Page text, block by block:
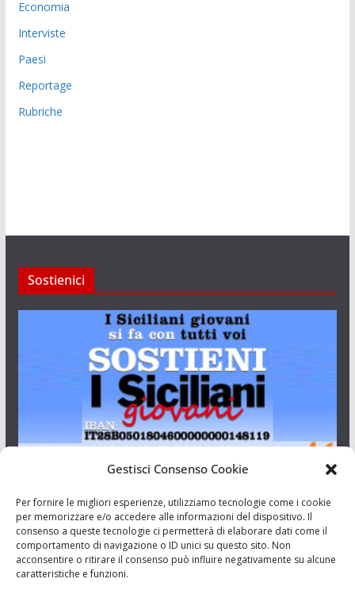
Gestisci Consenso Cookie
Per fornire le migliori esperienze, utilizziamo tecnologie come i cookie
per memorizzare e/o accedere alle informazioni del dispositivo. Il
consenso a queste tecnologie ci permetterà di elaborare dati come il
comportamento di navigazione o ID unici su questo sito. Non
acconsentire o ritirare il consenso può influire negativamente su alcune
caratteristiche e funzioni.
Economia
Interviste
Paesi
Reportage
Rubriche
Sostienici
Aut. del tribunale di Catania n.23/2011 del 20/09/2011 Dir.
Resp. Riccardo Orioles.